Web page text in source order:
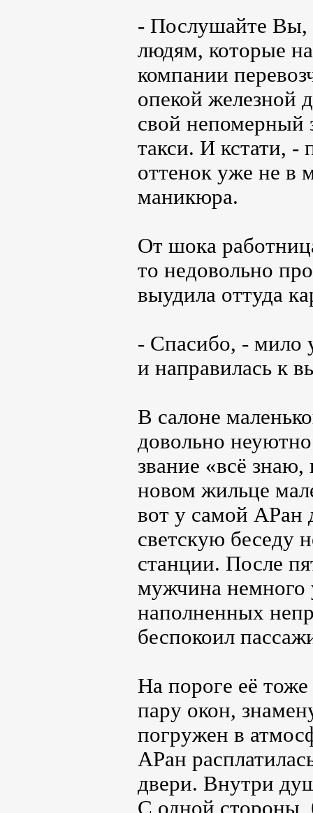
- Послушайте Вы,
людям, которые
компании
опекой железной
свой непомерный
такси. И кстати, -
оттенок уже не в
маникюра.
От шока
то недовольно
выудила оттуда
- Спасибо, - мило
и направилась к
В салоне
довольно
звание «всё знаю,
новом жильце
вот у самой АРан
светскую беседу
станции. После
мужчина немного
наполненных
беспокоил
На пороге её
пару окон,
погружен в
АРан
двери. Внутри
С одной стороны,